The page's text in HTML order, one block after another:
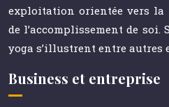
exploitation orientée vers la
de l’accomplissement de soi.
yoga s’illustrent entre autres
Business et entreprise